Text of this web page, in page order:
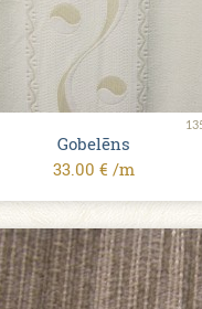
Gobelēns
33.00 € /m